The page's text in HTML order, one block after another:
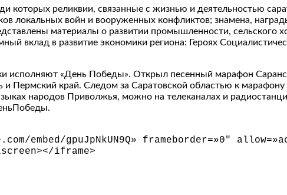
которых реликвии, связанные с жизнью и деятельностью
локальных войн и вооруженных конфликтов; знамена,
материалы о развитии промышленности, сельского
вклад в развитие экономики региона: Героях
исполняют «День Победы». Открыл песенный марафон
Пермский край. Следом за Саратовской областью к марафону
народов Приволжья, можно на телеканалах и
embed/gpuJpNkUN9Q» frameborder=»0″
></iframe>